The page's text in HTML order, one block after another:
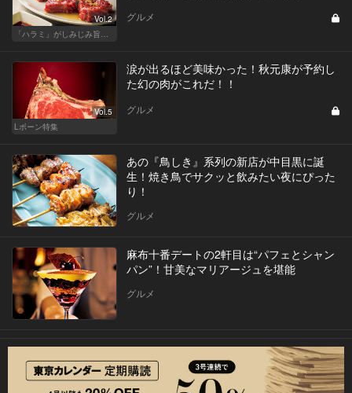
Vol.2
「ハラミ」がしみじみ旨い店
グルメ
Vol.5
Lボーン特集
涙が出るほど美味かった！秋元康が予約し
た幻の肉がこれだ！！
グルメ
あの『鳥しき』系列の新店が中目黒に誕
生！焼き鳥でサクッと飲みたい夜にぴった
り！
グルメ
麻布十番デートの2軒目は“パフェとシャン
パン”！甘美なマリアージュを堪能
グルメ